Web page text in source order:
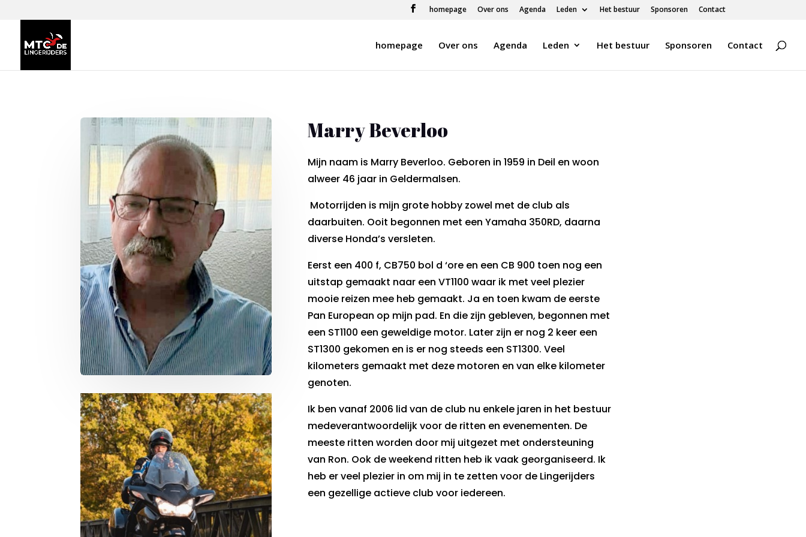
homepage Over ons Agenda Leden Het bestuur Sponsoren Contact
homepage Over ons Agenda Leden Het bestuur Sponsoren Contact
Marry Beverloo
Mijn naam is Marry Beverloo. Geboren in 1959 in Deil en woon
alweer 46 jaar in Geldermalsen.
Motorrijden is mijn grote hobby zowel met de club als
daarbuiten. Ooit begonnen met een Yamaha 350RD, daarna
diverse Honda’s versleten.
Eerst een 400 f, CB750 bol d ‘ore en een CB 900 toen nog een
uitstap gemaakt naar een VT1100 waar ik met veel plezier
mooie reizen mee heb gemaakt. Ja en toen kwam de eerste
Pan European op mijn pad. En die zijn gebleven, begonnen met
een ST1100 een geweldige motor. Later zijn er nog 2 keer een
ST1300 gekomen en is er nog steeds een ST1300. Veel
kilometers gemaakt met deze motoren en van elke kilometer
genoten.
Ik ben vanaf 2006 lid van de club nu enkele jaren in het bestuur
medeverantwoordelijk voor de ritten en evenementen. De
meeste ritten worden door mij uitgezet met ondersteuning
van Ron. Ook de weekend ritten heb ik vaak georganiseerd. Ik
heb er veel plezier in om mij in te zetten voor de Lingerijders
een gezellige actieve club voor iedereen.